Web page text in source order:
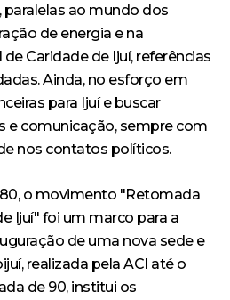
paralelas ao mundo dos
de energia e na
Caridade de Ijuí, referências
Ainda, no esforço em
para Ijuí e buscar
e comunicação, sempre com
nos contatos políticos.
o movimento "Retomada
Ijuí" foi um marco para a
de uma nova sede e
realizada pela ACI até o
de 90, institui os